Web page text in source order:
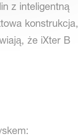
z inteligentną
konstrukcja,
że iXter B